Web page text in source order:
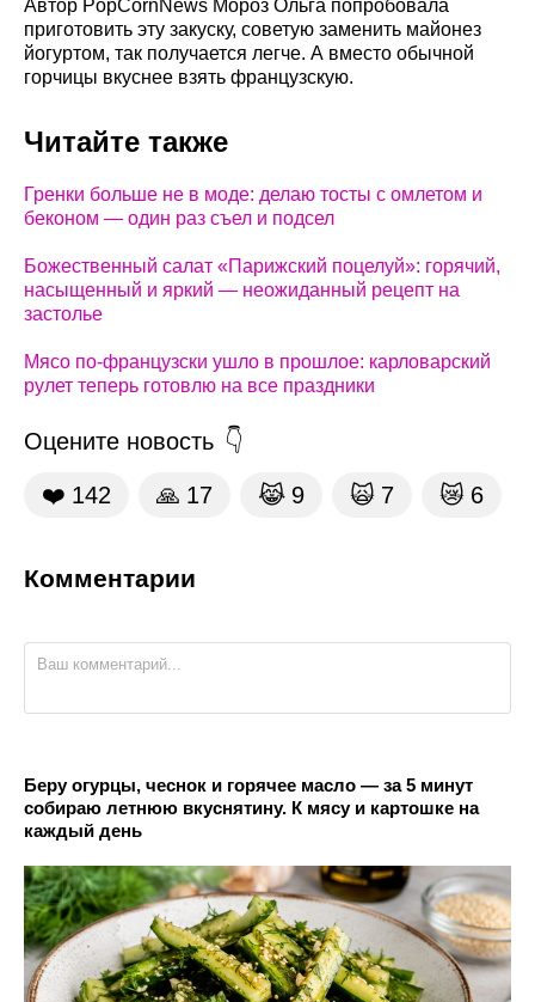
Автор PopCornNews Мороз Ольга попробовала
приготовить эту закуску, советую заменить майонез
йогуртом, так получается легче. А вместо обычной
горчицы вкуснее взять французскую.
Читайте также
Гренки больше не в моде: делаю тосты с омлетом и
беконом — один раз съел и подсел
Божественный салат «Парижский поцелуй»: горячий,
насыщенный и яркий — неожиданный рецепт на
застолье
Мясо по-французски ушло в прошлое: карловарский
рулет теперь готовлю на все праздники
Оцените новость
❤️ 142 🙏 17 😹 9 🙀 7 😿 6
Комментарии
Беру огурцы, чеснок и горячее масло — за 5 минут
собираю летнюю вкуснятину. К мясу и картошке на
каждый день